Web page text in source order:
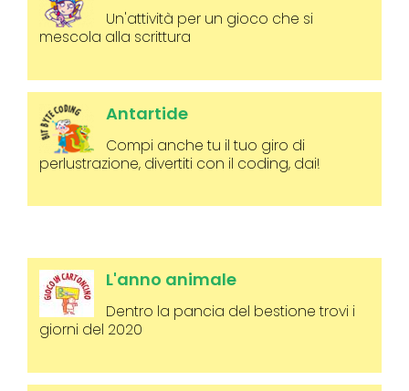
Un'attività per un gioco che si
mescola alla scrittura
Antartide
Compi anche tu il tuo giro di
perlustrazione, divertiti con il coding, dai!
L'anno animale
Dentro la pancia del bestione trovi i
giorni del 2020